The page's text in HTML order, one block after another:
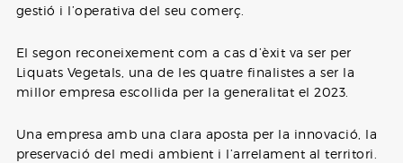
gestió i l’operativa del seu comerç.
El segon reconeixement com a cas d’èxit va ser per
Liquats Vegetals, una de les quatre finalistes a ser la
millor empresa escollida per la generalitat el 2023.
Una empresa amb una clara aposta per la innovació, la
preservació del medi ambient i l’arrelament al territori.